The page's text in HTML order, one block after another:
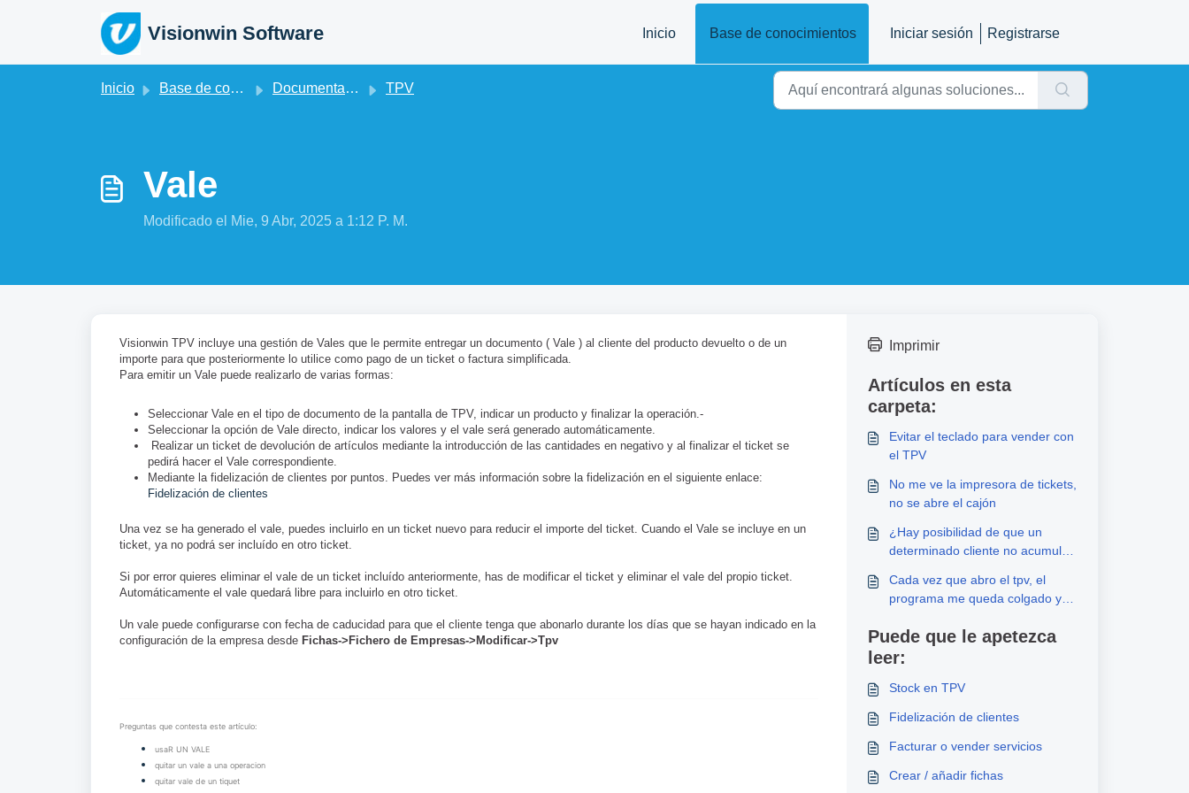
Visionwin Software Inicio Base de conocimientos Iniciar sesión Registrarse
Inicio Base de conocimientos Documentación Facturación y TPV TPV
Vale
Modificado el Mie, 9 Abr, 2025 a 1:12 P. M.
Visionwin TPV incluye una gestión de Vales que le permite entregar un documento ( Vale ) al cliente del producto devuelto o de un
importe para que posteriormente lo utilice como pago de un ticket o factura simplificada.
Para emitir un Vale puede realizarlo de varias formas:
Seleccionar Vale en el tipo de documento de la pantalla de TPV, indicar un producto y finalizar la operación.-
Seleccionar la opción de Vale directo, indicar los valores y el vale será generado automáticamente.
Realizar un ticket de devolución de artículos mediante la introducción de las cantidades en negativo y al finalizar el ticket se
pedirá hacer el Vale correspondiente.
Mediante la fidelización de clientes por puntos. Puedes ver más información sobre la fidelización en el siguiente enlace:
Fidelización de clientes
Una vez se ha generado el vale, puedes incluirlo en un ticket nuevo para reducir el importe del ticket. Cuando el Vale se incluye en un
ticket, ya no podrá ser incluído en otro ticket.
Si por error quieres eliminar el vale de un ticket incluído anteriormente, has de modificar el ticket y eliminar el vale del propio ticket.
Automáticamente el vale quedará libre para incluirlo en otro ticket.
Un vale puede configurarse con fecha de caducidad para que el cliente tenga que abonarlo durante los días que se hayan indicado en la
configuración de la empresa desde Fichas->Fichero de Empresas->Modificar->Tpv
Preguntas que contesta este artículo:
usaR UN VALE
quitar un vale a una operacion
quitar vale de un tiquet
Imprimir
Artículos en esta
carpeta:
Evitar el teclado para vender con
el TPV
No me ve la impresora de tickets,
no se abre el cajón
¿Hay posibilidad de que un
determinado cliente no acumule
Cada vez que abro el tpv, el
programa me queda colgado y
Puede que le apetezca
leer:
Stock en TPV
Fidelización de clientes
Facturar o vender servicios
Crear / añadir fichas